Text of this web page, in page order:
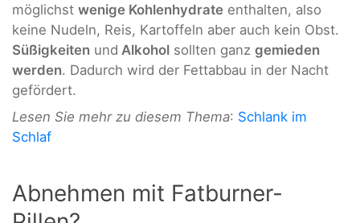
möglichst wenige Kohlenhydrate enthalten, also
keine Nudeln, Reis, Kartoffeln aber auch kein Obst.
Süßigkeiten und Alkohol sollten ganz gemieden
werden. Dadurch wird der Fettabbau in der Nacht
gefördert.
Lesen Sie mehr zu diesem Thema: Schlank im
Schlaf
Abnehmen mit Fatburner-